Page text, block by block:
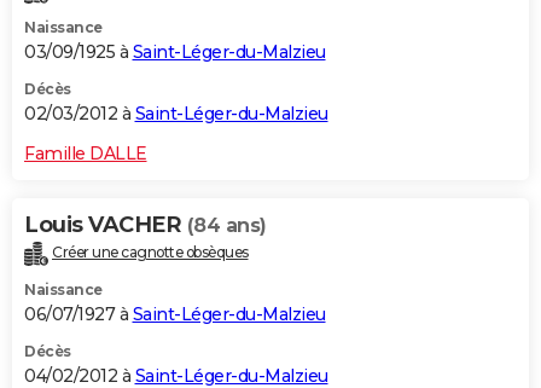
Naissance
03/09/1925 à Saint-Léger-du-Malzieu
Décès
02/03/2012 à Saint-Léger-du-Malzieu
Famille DALLE
Louis VACHER (84 ans)
Créer une cagnotte obsèques
Naissance
06/07/1927 à Saint-Léger-du-Malzieu
Décès
04/02/2012 à Saint-Léger-du-Malzieu